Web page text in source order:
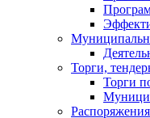
Торги,
Торги
Распоряжения